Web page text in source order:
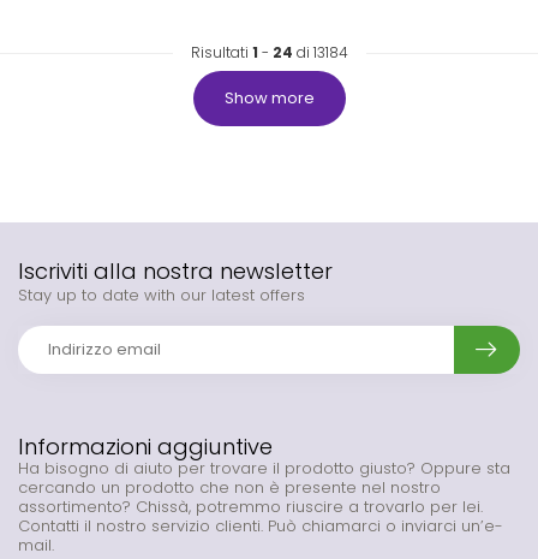
Risultati 1 - 24 di 13184
Show more
Informazioni aggiuntive
Ha bisogno di aiuto per trovare il prodotto giusto? Oppure sta
cercando un prodotto che non è presente nel nostro
assortimento? Chissà, potremmo riuscire a trovarlo per lei.
Contatti il nostro servizio clienti. Può chiamarci o inviarci un’e-
mail.
Iscriviti alla nostra newsletter
Stay up to date with our latest offers